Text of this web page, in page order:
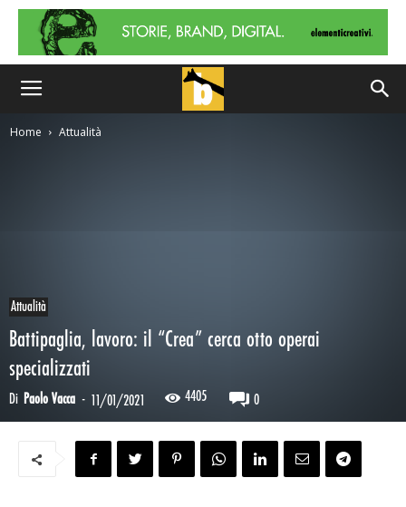
Home Attualità
Attualità
Battipaglia, lavoro: il “Crea” cerca otto operai
specializzati
Di Paolo Vacca - 11/01/2021 4405 0